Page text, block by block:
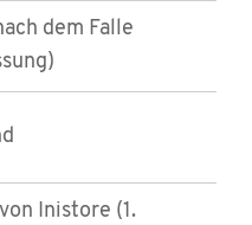
dem Falle
Inistore (1.